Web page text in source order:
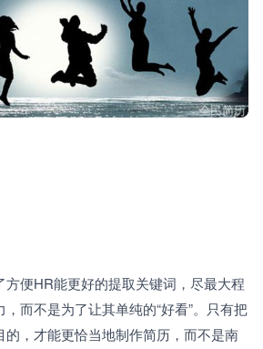
便HR能更好的提取关键词，尽最大程
而不是为了让其单纯的“好看”。只有把
的，才能更恰当地制作简历，而不是南